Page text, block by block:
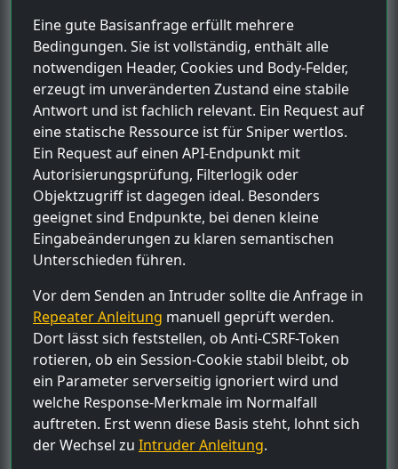
Eine gute Basisanfrage erfüllt mehrere
Bedingungen. Sie ist vollständig, enthält alle
notwendigen Header, Cookies und Body-Felder,
erzeugt im unveränderten Zustand eine stabile
Antwort und ist fachlich relevant. Ein Request auf
eine statische Ressource ist für Sniper wertlos.
Ein Request auf einen API-Endpunkt mit
Autorisierungsprüfung, Filterlogik oder
Objektzugriff ist dagegen ideal. Besonders
geeignet sind Endpunkte, bei denen kleine
Eingabeänderungen zu klaren semantischen
Unterschieden führen.
Vor dem Senden an Intruder sollte die Anfrage in
Repeater Anleitung manuell geprüft werden.
Dort lässt sich feststellen, ob Anti-CSRF-Token
rotieren, ob ein Session-Cookie stabil bleibt, ob
ein Parameter serverseitig ignoriert wird und
welche Response-Merkmale im Normalfall
auftreten. Erst wenn diese Basis steht, lohnt sich
der Wechsel zu Intruder Anleitung.